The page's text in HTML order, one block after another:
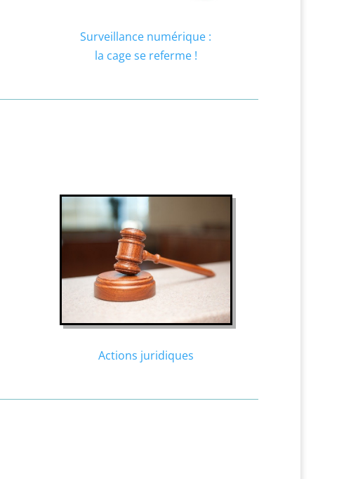
Surveillance numérique :
la cage se referme !
Actions juridiques